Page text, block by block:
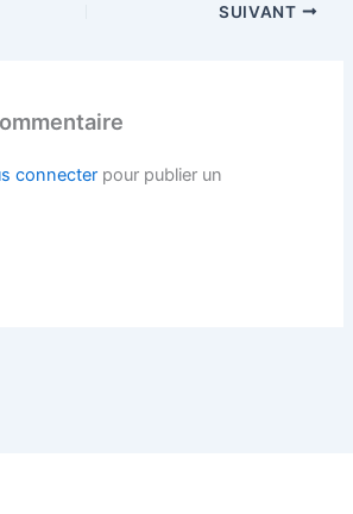
SUIVANT
connecter pour publier un